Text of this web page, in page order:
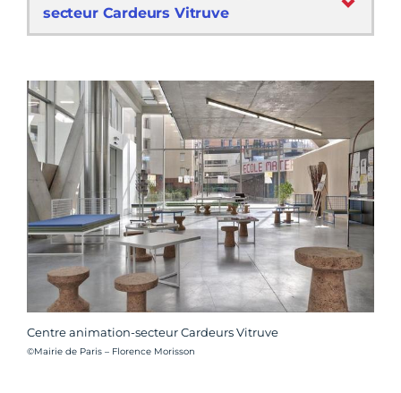
secteur Cardeurs Vitruve
Centre animation-secteur Cardeurs Vitruve
Crédit photo :
©Mairie de Paris – Florence Morisson